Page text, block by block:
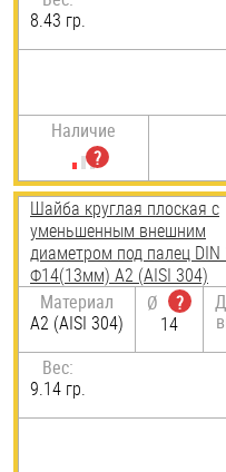
8.43 гр.
Наличие
Шайба круглая плоская с
уменьшенным внешним
диаметром под палец DIN
Ф14(13мм) А2 (AISI 304)
Материал
А2 (AISI 304)
Ø
?
14
Вес:
9.14 гр.